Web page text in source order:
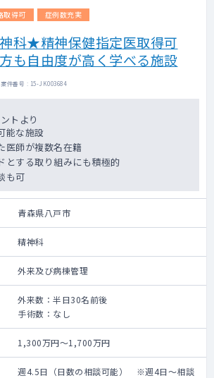
取得可 症例数充実
科★精神保健指定医取得可
も自由度が高く学べる施設
件番号 : 15-JK003684
トより
能な施設
医師が複数名在籍
する取り組みにも積極的
も可
青森県八戸市
精神科
外来及び病棟管理
外来数：半日30名前後
手術数：なし
1,300万円～1,700万円
週4.5日（日数の相談可能） ※週4日～相談